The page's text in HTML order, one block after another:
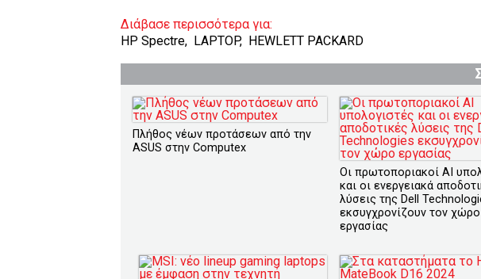
Διάβασε περισσότερα για:
HP Spectre, LAPTOP, HEWLETT PACKARD
Πλήθος νέων προτάσεων από την
ASUS στην Computex
Οι πρωτοποριακοί AI
και οι ενεργειακά
λύσεις της Dell
εκσυγχρονίζουν τον χώρο
εργασίας